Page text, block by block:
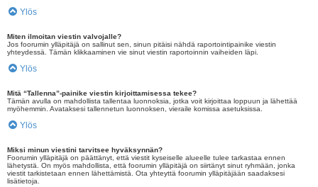
Ylös
Miten ilmoitan viestin valvojalle?
Jos foorumin ylläpitäjä on sallinut sen, sinun pitäisi nähdä raportointipainike viestin
yhteydessä. Tämän klikkaaminen vie sinut viestin raportoinnin vaiheiden läpi.
Ylös
Mitä “Tallenna”-painike viestin kirjoittamisessa tekee?
Tämän avulla on mahdollista tallentaa luonnoksia, jotka voit kirjoittaa loppuun ja lähettää
myöhemmin. Avataksesi tallennetun luonnoksen, vieraile komissa asetuksissa.
Ylös
Miksi minun viestini tarvitsee hyväksynnän?
Foorumin ylläpitäjä on päättänyt, että viestit kyseiselle alueelle tulee tarkastaa ennen
lähetystä. On myös mahdollista, että foorumin ylläpitäjä on siirtänyt sinut ryhmään, jonka
viestit tarkistetaan ennen lähettämistä. Ota yhteyttä foorumin ylläpitäjään saadaksesi
lisätietoja.